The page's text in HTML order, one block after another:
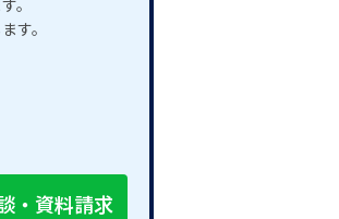
。
す。
・資料請求